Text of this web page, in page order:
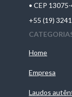
• CEP
+55 (19)
Home
Empresa
Laudos